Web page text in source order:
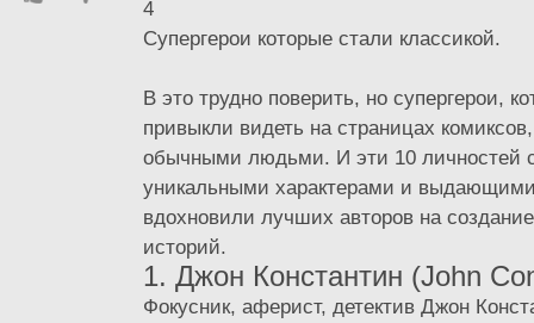
4
Супергерои которые стали классикой.
В это трудно поверить, но супергерои,
привыкли видеть на страницах
обычными людьми. И эти 10 личностей
уникальными характерами и
вдохновили лучших авторов на
историй.
1. Джон Константин (John
Фокусник, аферист, детектив Джон